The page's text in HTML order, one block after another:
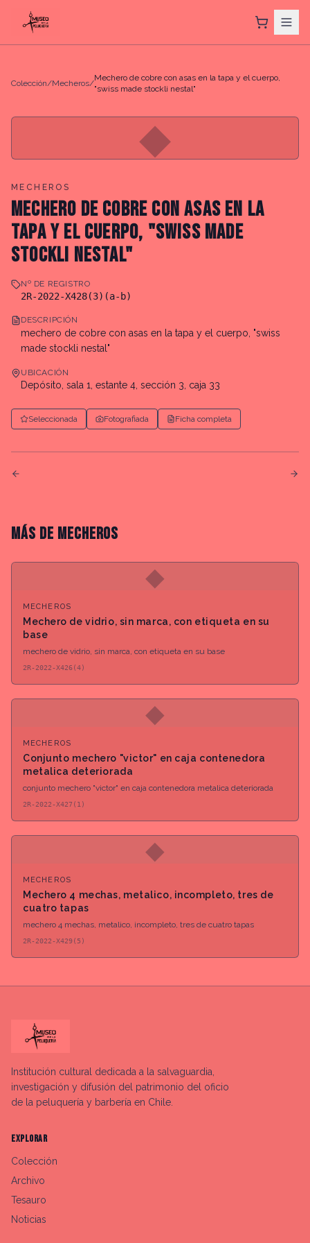
Colección/Mecheros/
Mechero de cobre con asas en la tapa y el cuerpo,
"swiss made stockli nestal"
◆
MECHEROS
MECHERO DE COBRE CON ASAS EN LA
TAPA Y EL CUERPO, "SWISS MADE
STOCKLI NESTAL"
Nº DE REGISTRO
2R-2022-X428(3)(a-b)
DESCRIPCIÓN
mechero de cobre con asas en la tapa y el cuerpo, "swiss
made stockli nestal"
UBICACIÓN
Depósito, sala 1, estante 4, sección 3, caja 33
Seleccionada Fotografiada Ficha completa
MÁS DE MECHEROS
◆
MECHEROS
Mechero de vidrio, sin marca, con etiqueta en su
base
mechero de vidrio, sin marca, con etiqueta en su base
2R-2022-X426(4)
◆
MECHEROS
Conjunto mechero "victor" en caja contenedora
metalica deteriorada
conjunto mechero "victor" en caja contenedora metalica deteriorada
2R-2022-X427(1)
◆
MECHEROS
Mechero 4 mechas, metalico, incompleto, tres de
cuatro tapas
mechero 4 mechas, metalico, incompleto, tres de cuatro tapas
2R-2022-X429(5)
Institución cultural dedicada a la salvaguardia,
investigación y difusión del patrimonio del oficio
de la peluquería y barbería en Chile.
EXPLORAR
Colección
Archivo
Tesauro
Noticias